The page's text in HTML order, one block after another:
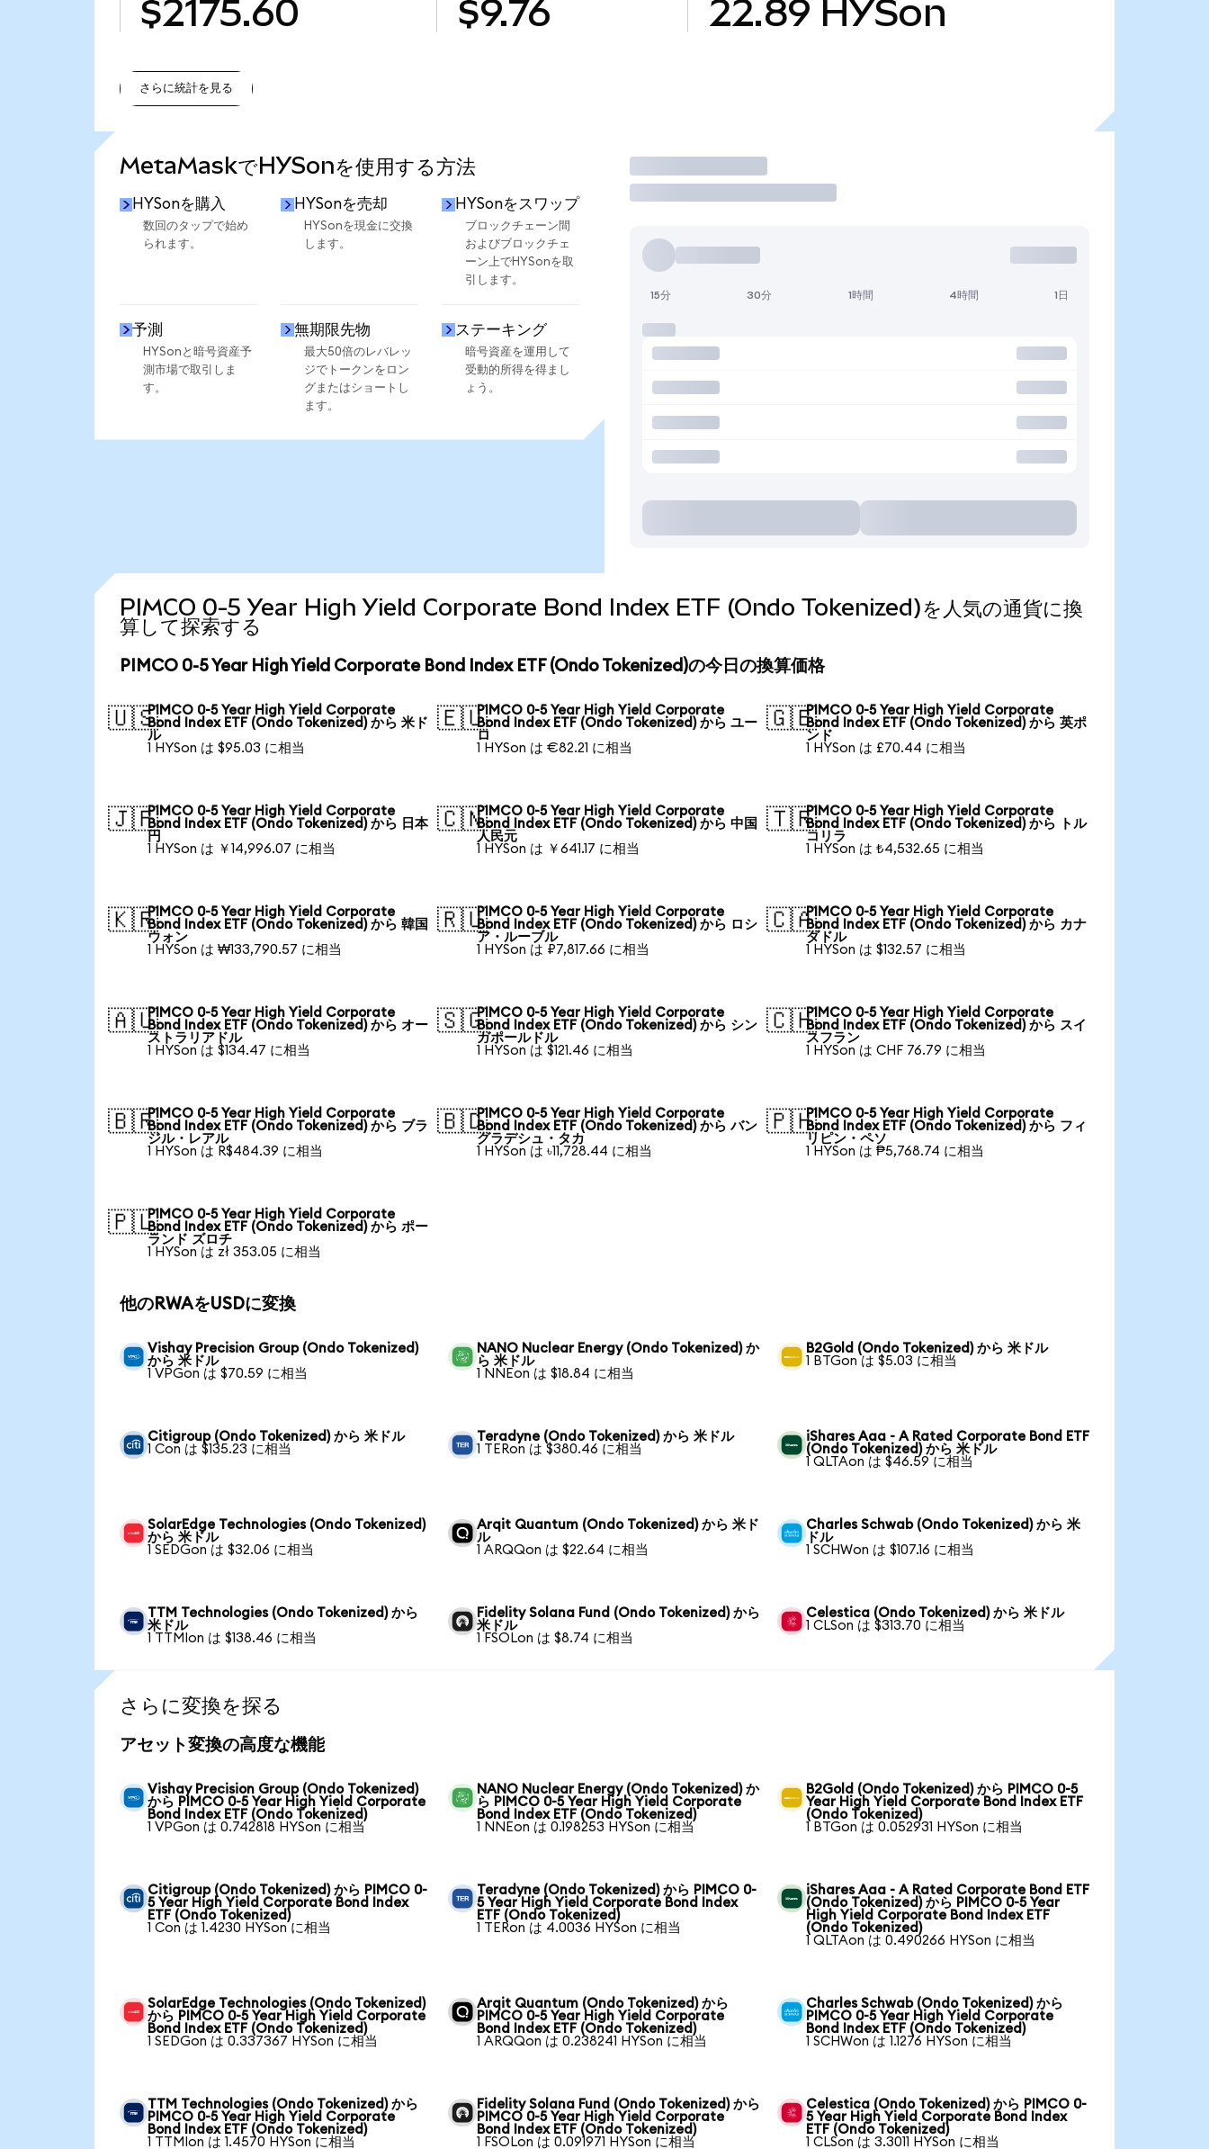
$2175.60 $9.76 22.89 HYSon
さらに統計を見る
MetaMaskでHYSonを使用する方法
HYSonを購入
数回のタップで始め
られます。
HYSonを売却
HYSonを現金に交換
します。
HYSonをスワップ
ブロックチェーン間
およびブロックチェ
ーン上でHYSonを取
引します。
予測
HYSonと暗号資産予
測市場で取引しま
す。
無期限先物
最大50倍のレバレッ
ジでトークンをロン
グまたはショートし
ます。
ステーキング
暗号資産を運用して
受動的所得を得まし
ょう。
取引
15分 30分 1時間 4時間 1日
PIMCO 0-5 Year High Yield Corporate Bond Index ETF (Ondo Tokenized)を人気の通貨に換
算して探索する
PIMCO 0-5 Year High Yield Corporate Bond Index ETF (Ondo Tokenized)の今日の換算価格
🇺🇸PIMCO 0-5 Year High Yield Corporate
Bond Index ETF (Ondo Tokenized) から 米ド
ル
1 HYSon は $95.03 に相当
🇪🇺PIMCO 0-5 Year High Yield Corporate
Bond Index ETF (Ondo Tokenized) から ユー
ロ
1 HYSon は €82.21 に相当
🇬🇧PIMCO 0-5 Year High Yield Corporate
Bond Index ETF (Ondo Tokenized) から 英ポ
ンド
1 HYSon は £70.44 に相当
🇯🇵PIMCO 0-5 Year High Yield Corporate
Bond Index ETF (Ondo Tokenized) から 日本
円
1 HYSon は ￥14,996.07 に相当
🇨🇳PIMCO 0-5 Year High Yield Corporate
Bond Index ETF (Ondo Tokenized) から 中国
人民元
1 HYSon は ￥641.17 に相当
🇹🇷PIMCO 0-5 Year High Yield Corporate
Bond Index ETF (Ondo Tokenized) から トル
コリラ
1 HYSon は ₺4,532.65 に相当
🇰🇷PIMCO 0-5 Year High Yield Corporate
Bond Index ETF (Ondo Tokenized) から 韓国
ウォン
1 HYSon は ₩133,790.57 に相当
🇷🇺PIMCO 0-5 Year High Yield Corporate
Bond Index ETF (Ondo Tokenized) から ロシ
ア・ルーブル
1 HYSon は ₽7,817.66 に相当
🇨🇦PIMCO 0-5 Year High Yield Corporate
Bond Index ETF (Ondo Tokenized) から カナ
ダドル
1 HYSon は $132.57 に相当
🇦🇺PIMCO 0-5 Year High Yield Corporate
Bond Index ETF (Ondo Tokenized) から オー
ストラリアドル
1 HYSon は $134.47 に相当
🇸🇬PIMCO 0-5 Year High Yield Corporate
Bond Index ETF (Ondo Tokenized) から シン
ガポールドル
1 HYSon は $121.46 に相当
🇨🇭PIMCO 0-5 Year High Yield Corporate
Bond Index ETF (Ondo Tokenized) から スイ
スフラン
1 HYSon は CHF 76.79 に相当
🇧🇷PIMCO 0-5 Year High Yield Corporate
Bond Index ETF (Ondo Tokenized) から ブラ
ジル・レアル
1 HYSon は R$484.39 に相当
🇧🇩PIMCO 0-5 Year High Yield Corporate
Bond Index ETF (Ondo Tokenized) から バン
グラデシュ・タカ
1 HYSon は ৳11,728.44 に相当
🇵🇭PIMCO 0-5 Year High Yield Corporate
Bond Index ETF (Ondo Tokenized) から フィ
リピン・ペソ
1 HYSon は ₱5,768.74 に相当
🇵🇱PIMCO 0-5 Year High Yield Corporate
Bond Index ETF (Ondo Tokenized) から ポー
ランド ズロチ
1 HYSon は zł 353.05 に相当
他のRWAをUSDに変換
Vishay Precision Group (Ondo Tokenized)
から 米ドル
1 VPGon は $70.59 に相当
NANO Nuclear Energy (Ondo Tokenized) か
ら 米ドル
1 NNEon は $18.84 に相当
B2Gold (Ondo Tokenized) から 米ドル
1 BTGon は $5.03 に相当
Citigroup (Ondo Tokenized) から 米ドル
1 Con は $135.23 に相当
Teradyne (Ondo Tokenized) から 米ドル
1 TERon は $380.46 に相当
iShares Aaa - A Rated Corporate Bond ETF
(Ondo Tokenized) から 米ドル
1 QLTAon は $46.59 に相当
SolarEdge Technologies (Ondo Tokenized)
から 米ドル
1 SEDGon は $32.06 に相当
Arqit Quantum (Ondo Tokenized) から 米ド
ル
1 ARQQon は $22.64 に相当
Charles Schwab (Ondo Tokenized) から 米
ドル
1 SCHWon は $107.16 に相当
TTM Technologies (Ondo Tokenized) から
米ドル
1 TTMIon は $138.46 に相当
Fidelity Solana Fund (Ondo Tokenized) から
米ドル
1 FSOLon は $8.74 に相当
Celestica (Ondo Tokenized) から 米ドル
1 CLSon は $313.70 に相当
さらに変換を探る
アセット変換の高度な機能
Vishay Precision Group (Ondo Tokenized)
から PIMCO 0-5 Year High Yield Corporate
Bond Index ETF (Ondo Tokenized)
1 VPGon は 0.742818 HYSon に相当
NANO Nuclear Energy (Ondo Tokenized) か
ら PIMCO 0-5 Year High Yield Corporate
Bond Index ETF (Ondo Tokenized)
1 NNEon は 0.198253 HYSon に相当
B2Gold (Ondo Tokenized) から PIMCO 0-5
Year High Yield Corporate Bond Index ETF
(Ondo Tokenized)
1 BTGon は 0.052931 HYSon に相当
Citigroup (Ondo Tokenized) から PIMCO 0-
5 Year High Yield Corporate Bond Index
ETF (Ondo Tokenized)
1 Con は 1.4230 HYSon に相当
Teradyne (Ondo Tokenized) から PIMCO 0-
5 Year High Yield Corporate Bond Index
ETF (Ondo Tokenized)
1 TERon は 4.0036 HYSon に相当
iShares Aaa - A Rated Corporate Bond ETF
(Ondo Tokenized) から PIMCO 0-5 Year
High Yield Corporate Bond Index ETF
(Ondo Tokenized)
1 QLTAon は 0.490266 HYSon に相当
SolarEdge Technologies (Ondo Tokenized)
から PIMCO 0-5 Year High Yield Corporate
Bond Index ETF (Ondo Tokenized)
1 SEDGon は 0.337367 HYSon に相当
Arqit Quantum (Ondo Tokenized) から
PIMCO 0-5 Year High Yield Corporate
Bond Index ETF (Ondo Tokenized)
1 ARQQon は 0.238241 HYSon に相当
Charles Schwab (Ondo Tokenized) から
PIMCO 0-5 Year High Yield Corporate
Bond Index ETF (Ondo Tokenized)
1 SCHWon は 1.1276 HYSon に相当
TTM Technologies (Ondo Tokenized) から
PIMCO 0-5 Year High Yield Corporate
Bond Index ETF (Ondo Tokenized)
1 TTMIon は 1.4570 HYSon に相当
Fidelity Solana Fund (Ondo Tokenized) から
PIMCO 0-5 Year High Yield Corporate
Bond Index ETF (Ondo Tokenized)
1 FSOLon は 0.091971 HYSon に相当
Celestica (Ondo Tokenized) から PIMCO 0-
5 Year High Yield Corporate Bond Index
ETF (Ondo Tokenized)
1 CLSon は 3.3011 HYSon に相当